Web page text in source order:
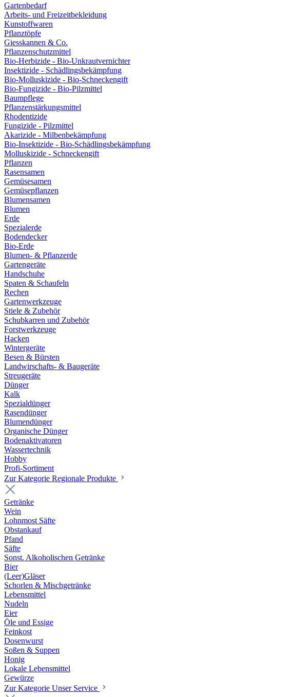
Gartenbedarf
Arbeits- und Freizeitbekleidung
Kunstoffwaren
Pflanztöpfe
Giesskannen & Co.
Pflanzenschutzmittel
Bio-Herbizide - Bio-Unkrautvernichter
Insektizide - Schädlingsbekämpfung
Bio-Molluskizide - Bio-Schneckengift
Bio-Fungizide - Bio-Pilzmittel
Baumpflege
Pflanzenstärkungsmittel
Rhodentizide
Fungizide - Pilzmittel
Akarizide - Milbenbekämpfung
Bio-Insektizide - Bio-Schädlingsbekämpfung
Molluskizide - Schneckengift
Pflanzen
Rasensamen
Gemüsesamen
Gemüsepflanzen
Blumensamen
Blumen
Erde
Spezialerde
Bodendecker
Bio-Erde
Blumen- & Pflanzerde
Gartengeräte
Handschuhe
Spaten & Schaufeln
Rechen
Gartenwerkzeuge
Stiele & Zubehör
Schubkarren und Zubehör
Forstwerkzeuge
Hacken
Wintergeräte
Besen & Bürsten
Landwirschafts- & Baugeräte
Streugeräte
Dünger
Kalk
Spezialdünger
Rasendünger
Blumendünger
Organische Dünger
Bodenaktivatoren
Wassertechnik
Hobby
Profi-Sortiment
Zur Kategorie Regionale Produkte
Getränke
Wein
Lohnmost Säfte
Obstankauf
Pfand
Säfte
Sonst. Alkoholischen Getränke
Bier
(Leer)Gläser
Schorlen & Mischgetränke
Lebensmittel
Nudeln
Eier
Öle und Essige
Feinkost
Dosenwurst
Soßen & Suppen
Honig
Lokale Lebensmittel
Gewürze
Zur Kategorie Unser Service